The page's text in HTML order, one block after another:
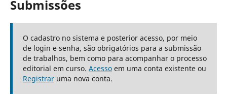
Submissões
O cadastro no sistema e posterior acesso, por meio
de login e senha, são obrigatórios para a submissão
de trabalhos, bem como para acompanhar o processo
editorial em curso. Acessoem uma conta existente ou
Registraruma nova conta.